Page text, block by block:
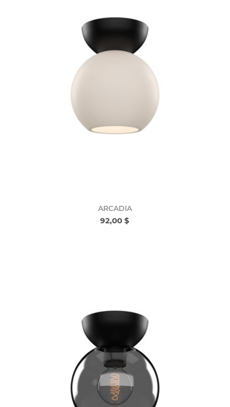
ARCADIA
92,00 $